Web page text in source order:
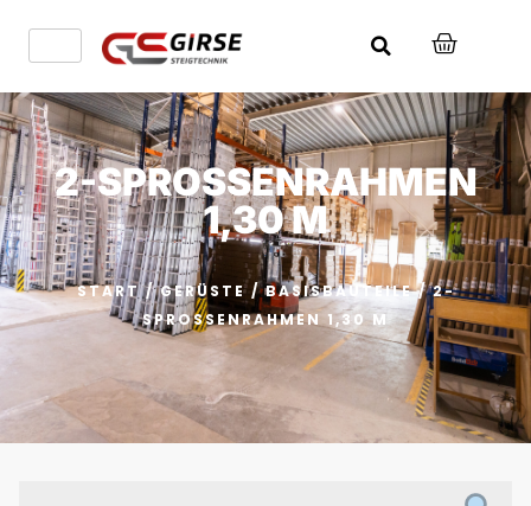
2-SPROSSENRAHMEN
1,30 M
START/GERÜSTE/BASISBAUTEILE/ 2-
SPROSSENRAHMEN 1,30 M